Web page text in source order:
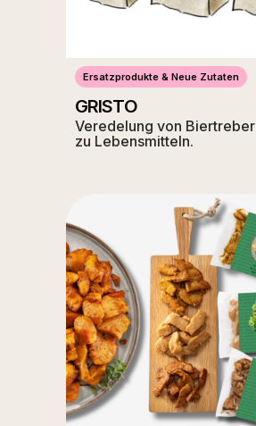
Ersatzprodukte & Neue Zutaten
GRISTO
Veredelung von Biertreber
zu Lebensmitteln.